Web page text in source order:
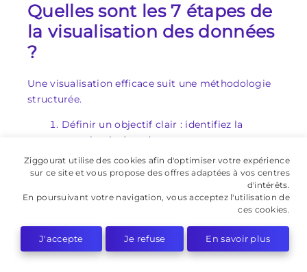
Quelles sont les 7 étapes de
la visualisation des données
?
Une visualisation efficace suit une méthodologie
structurée.
Définir un objectif clair : identifiez la
question à résoudre.
Collecter les données : réunissez des
sources fiables (bases de données, Excel,
Nettoyer les données : corrigez les erreurs
Choisir le bon format : un graphique en
barres pour comparer, une courbe pour
Ziggourat utilise des cookies afin d'optimiser votre expérience
sur ce site et vous propose des offres adaptées à vos centres
d'intérêts.
En poursuivant votre navigation, vous acceptez l'utilisation de
ces cookies.
J'accepte Je refuse En savoir plus